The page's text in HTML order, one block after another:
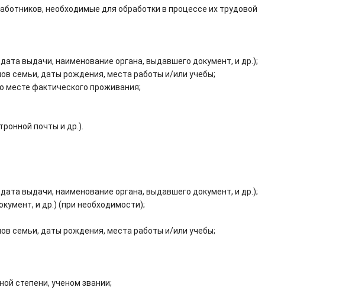
необходимые для обработки в процессе их трудовой
выдачи, наименование органа, выдавшего документ, и др.);
семьи, даты рождения, места работы и/или учебы;
месте фактического проживания;
почты и др.).
выдачи, наименование органа, выдавшего документ, и др.);
и др.) (при необходимости);
семьи, даты рождения, места работы и/или учебы;
степени, ученом звании;